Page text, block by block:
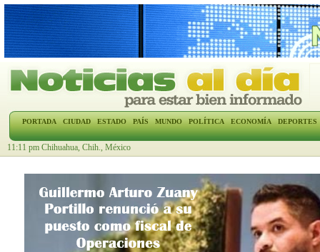
PORTADA CIUDAD ESTADO PAÍS MUNDO POLÍTICA ECONOMÍA DEPORTES
11:11 pm Chihuahua, Chih., México